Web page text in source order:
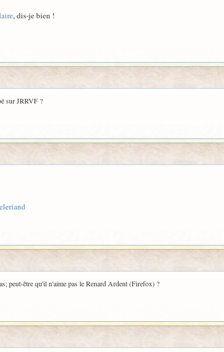
, dis-je bien !
sur JRRVF ?
peut-être qu'il n'aime pas le Renard Ardent (Firefox) ?